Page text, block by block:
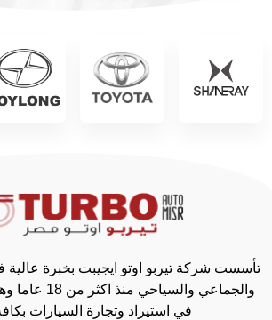
تأسست شركة تيربو اوتو ايجيبت بخبرة عالية
والجماعي
في استيراد وتجارة السيارات